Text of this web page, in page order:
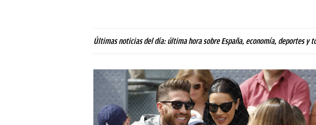
Últimas noticias del día: última hora sobre España, economía, deportes y